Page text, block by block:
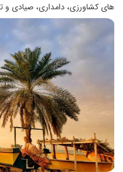
های کشاورزی، دامداری، صیادی و